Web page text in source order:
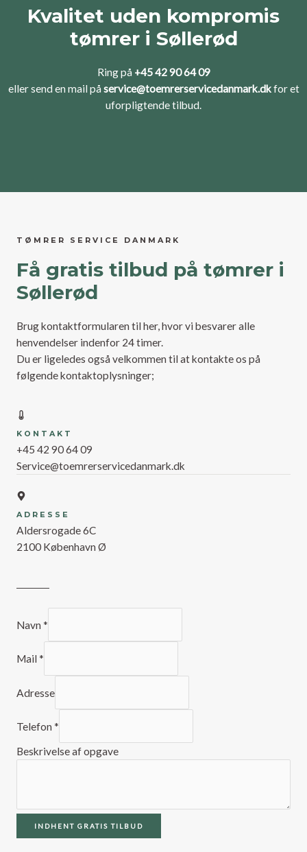
Kvalitet uden kompromis
tømrer i Søllerød
Ring på +45 42 90 64 09
eller send en mail på service@toemrerservicedanmark.dkfor et
uforpligtende tilbud.
TØMRER SERVICE DANMARK
Få gratis tilbud på tømrer i
Søllerød
Brug kontaktformularen til her, hvor vi besvarer alle
henvendelser indenfor 24 timer.
Du er ligeledes også velkommen til at kontakte os på
følgende kontaktoplysninger;
KONTAKT
+45 42 90 64 09
Service@toemrerservicedanmark.dk
ADRESSE
Aldersrogade 6C
2100 København Ø
Navn *
Mail *
Adresse
Telefon *
Beskrivelse af opgave
INDHENT GRATIS TILBUD